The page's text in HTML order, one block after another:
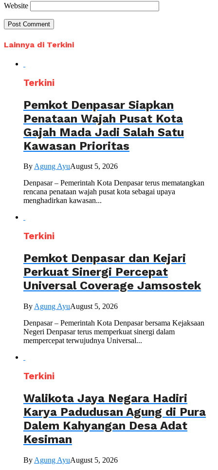
Website
Lainnya di Terkini
Terkini
Pemkot Denpasar Siapkan
Penataan Wajah Pusat Kota
Gajah Mada Jadi Salah Satu
Kawasan Prioritas
ByAgung AyuAugust 5, 2026
Denpasar – Pemerintah Kota Denpasar terus mematangkan
rencana penataan wajah pusat kota sebagai upaya
menghadirkan kawasan...
Terkini
Pemkot Denpasar dan Kejari
Perkuat Sinergi Percepat
Universal Coverage Jamsostek
By Agung AyuAugust 5, 2026
Denpasar – Pemerintah Kota Denpasar bersama Kejaksaan
Negeri Denpasar terus memperkuat sinergi dalam
mempercepat terwujudnya Universal...
Terkini
Walikota Jaya Negara Hadiri
Karya Padudusan Agung di Pura
Dalem Kahyangan Desa Adat
Kesiman
By Agung AyuAugust 5, 2026